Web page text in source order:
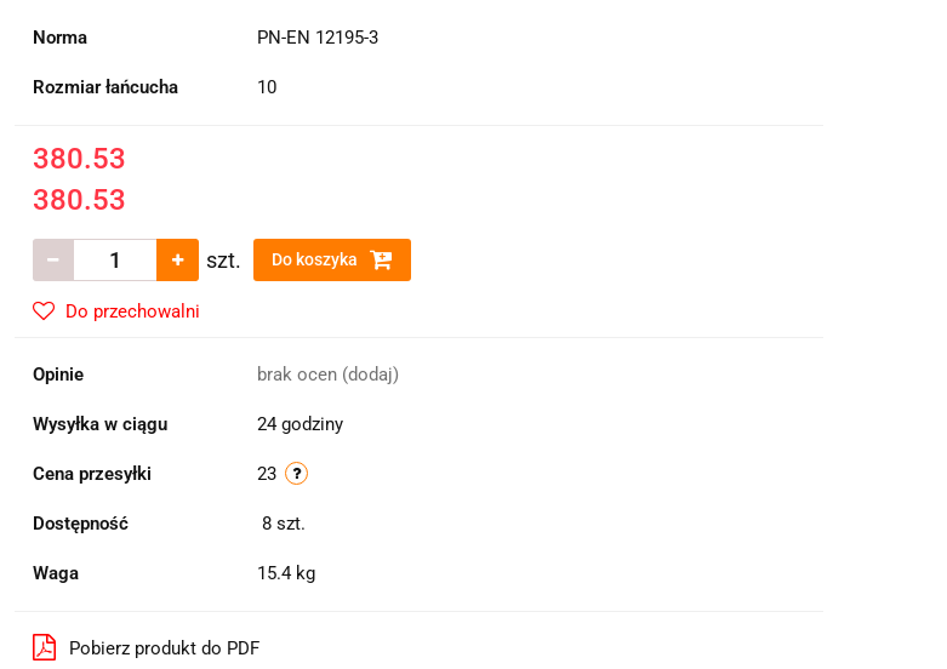
Norma PN-EN 12195-3
Rozmiar łańcucha 10
380.53
380.53
szt. Do koszyka
Do przechowalni
Opinie brak ocen (dodaj)
Wysyłka w ciągu 24 godziny
Cena przesyłki 23
Dostępność 8 szt.
Waga 15.4 kg
Pobierz produkt do PDF